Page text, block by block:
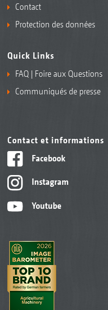
Contact
Protection des données
Quick Links
FAQ | Foire aux Questions
Communiqués de presse
Contact et informations
Facebook
Instagram
Youtube